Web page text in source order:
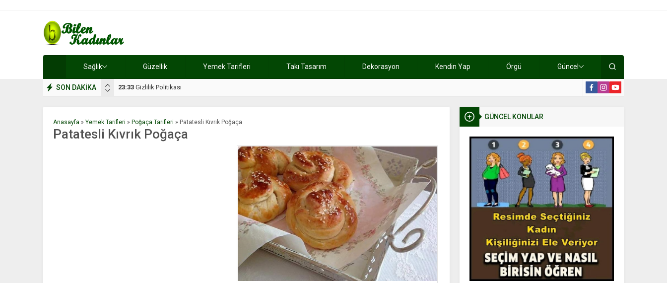
Sağlık Güzellik Yemek Tarifleri Takı Tasarım Dekorasyon Kendin Yap Örgü Güncel
SON DAKİKA 17:08 Dilan, düğününe 5 gün kala hayatını kaybetti
GÜNCEL KONULAR
Anasayfa » Yemek Tarifleri » Poğaça Tarifleri » Patatesli Kıvrık Poğaça
Patatesli Kıvrık Poğaça